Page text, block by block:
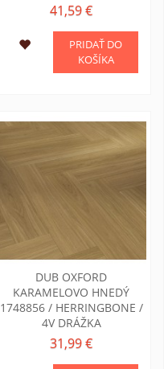
41,59 €
PRIDAŤ DO
KOŠÍKA
DUB OXFORD
KARAMELOVO HNEDÝ
1748856 / HERRINGBONE /
4V DRÁŽKA
31,99 €